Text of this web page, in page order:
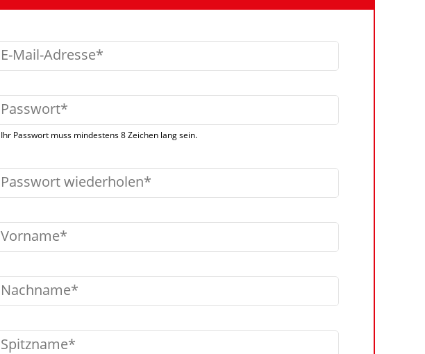
E-Mail-Adresse
Passwort
Ihr Passwort muss mindestens 8 Zeichen lang sein.
Passwort wiederholen
Vorname
Nachname
Spitzname